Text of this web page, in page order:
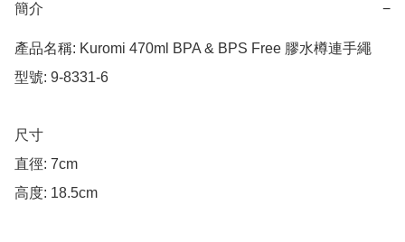
簡介 −
產品名稱: Kuromi 470ml BPA & BPS Free 膠水樽連手繩
型號: 9-8331-6
尺寸
直徑: 7cm
高度: 18.5cm